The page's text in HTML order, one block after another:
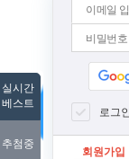
로그
회원가입
실시간
베스트
추첨중